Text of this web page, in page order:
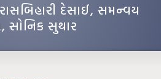
રાસબિહારી દેસાઈ, સમન્વય
, સોનિક સુથાર